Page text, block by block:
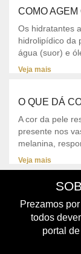
COMO
Os hidratantes
hidrolipídico da
água (suor) e
Veja mais
O QUE DÁ
A cor da pele
presente nos
melanina,
Veja mais
Prezamos
todos
portal